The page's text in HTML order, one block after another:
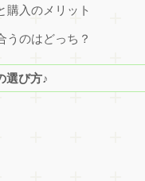
購入のメリット
うのはどっち？
選び方♪